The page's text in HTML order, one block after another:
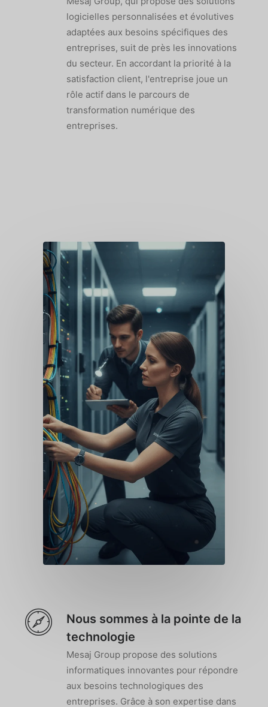
logicielles personnalisées et évolutives
adaptées aux besoins spécifiques des
entreprises, suit de près les innovations
du secteur. En accordant la priorité à la
satisfaction client, l'entreprise joue un
rôle actif dans le parcours de
transformation numérique des
entreprises.
Nous sommes à la pointe de la
technologie
Mesaj Group propose des solutions
informatiques innovantes pour répondre
aux besoins technologiques des
entreprises. Grâce à son expertise dans